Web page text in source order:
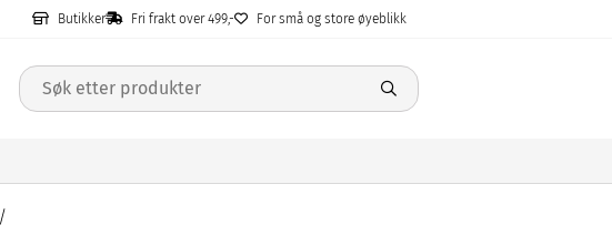
Butikker Fri frakt over 499,- For små og store øyeblikk